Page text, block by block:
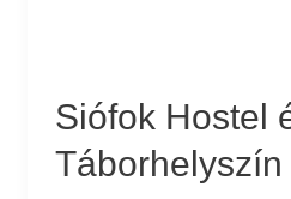
Siófok Hostel
Táborhelyszín